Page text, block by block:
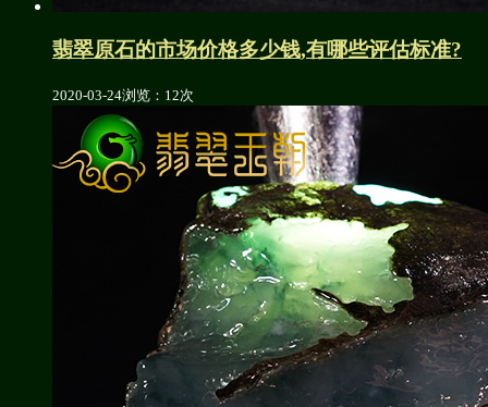
翡翠原石的市场价格多少钱,有哪些评估标准?
2020-03-24浏览：12次